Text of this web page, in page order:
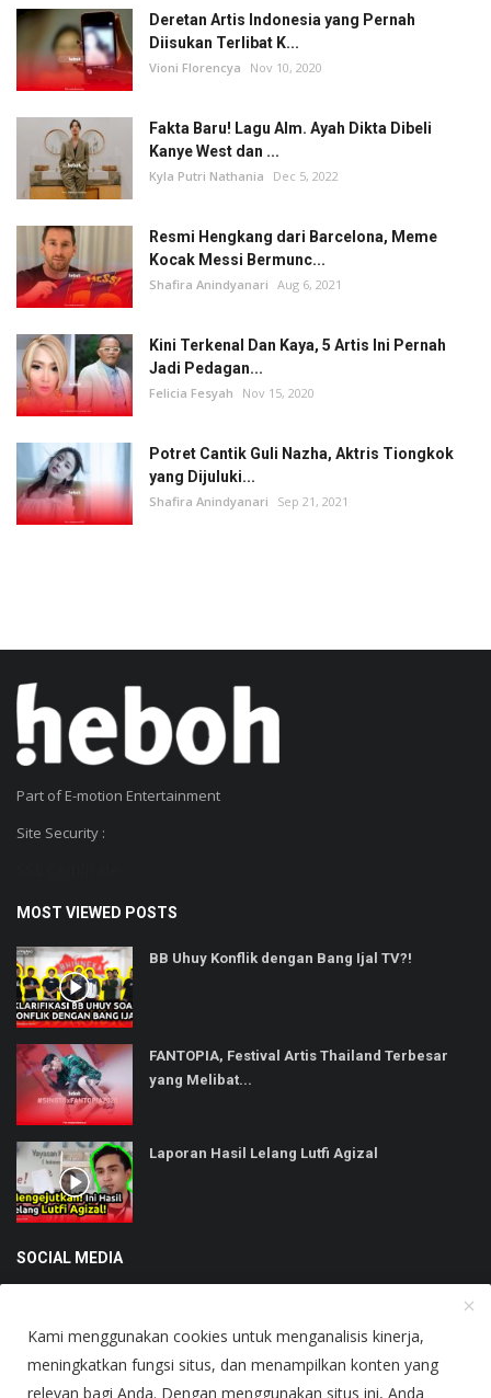
Deretan Artis Indonesia yang Pernah
Diisukan Terlibat K...
Vioni Florencya Nov 10, 2020
Fakta Baru! Lagu Alm. Ayah Dikta Dibeli
Kanye West dan ...
Kyla Putri Nathania Dec 5, 2022
Resmi Hengkang dari Barcelona, Meme
Kocak Messi Bermunc...
Shafira Anindyanari Aug 6, 2021
Kini Terkenal Dan Kaya, 5 Artis Ini Pernah
Jadi Pedagan...
Felicia Fesyah Nov 15, 2020
Potret Cantik Guli Nazha, Aktris Tiongkok
yang Dijuluki...
Shafira Anindyanari Sep 21, 2021
Part of E-motion Entertainment
Site Security :
MOST VIEWED POSTS
BB Uhuy Konflik dengan Bang Ijal TV?!
FANTOPIA, Festival Artis Thailand Terbesar
yang Melibat...
Laporan Hasil Lelang Lutfi Agizal
SOCIAL MEDIA
Kami menggunakan cookies untuk menganalisis kinerja,
meningkatkan fungsi situs, dan menampilkan konten yang
relevan bagi Anda. Dengan menggunakan situs ini, Anda